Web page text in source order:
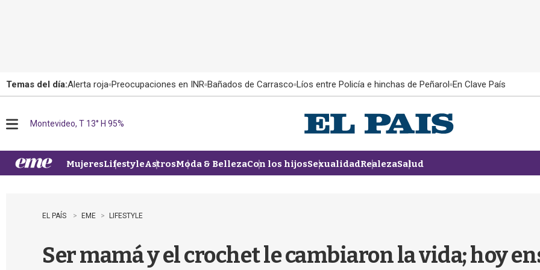
Temas del día:Alerta roja Preocupaciones en INR Bañados de Carrasco Líos entre Policía e hinchas de Peñarol En Clave País
u
Montevideo, T 13° H 95%
MujeresLifestyleAstrosModa & BellezaCon los hijosSexualidadRealezaSalud
EL PAÍS EME LIFESTYLE
Ser mamá y el crochet le cambiaron la vida; hoy